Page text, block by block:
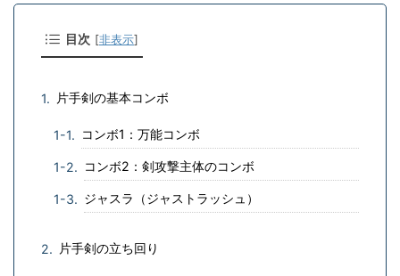
目次 [非表示]
片手剣の基本コンボ
コンボ1：万能コンボ
コンボ2：剣攻撃主体のコンボ
ジャスラ（ジャストラッシュ）
片手剣の立ち回り